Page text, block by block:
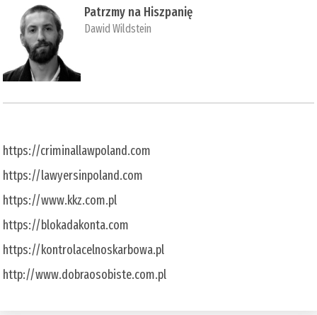
Patrzmy na Hiszpanię
Dawid Wildstein
https://criminallawpoland.com
https://lawyersinpoland.com
https://www.kkz.com.pl
https://blokadakonta.com
https://kontrolacelnoskarbowa.pl
http://www.dobraosobiste.com.pl